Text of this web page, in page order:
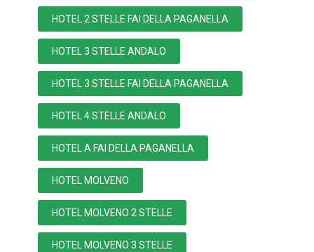
HOTEL 2 STELLE FAI DELLA PAGANELLA
HOTEL 3 STELLE ANDALO
HOTEL 3 STELLE FAI DELLA PAGANELLA
HOTEL 4 STELLE ANDALO
HOTEL A FAI DELLA PAGANELLA
HOTEL MOLVENO
HOTEL MOLVENO 2 STELLE
HOTEL MOLVENO 3 STELLE